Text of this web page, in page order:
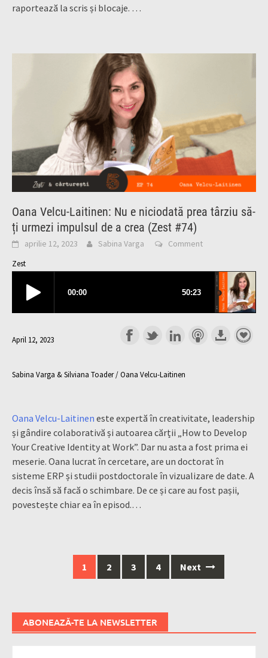
raportează la scris și blocaje. …
Oana Velcu-Laitinen: Nu e niciodată prea târziu să-
ți urmezi impulsul de a crea (Zest #74)
aprilie 12, 2023 Sabina Varga Comment
Zest
April 12, 2023
Sabina Varga & Silviana Toader / Oana Velcu-Laitinen
Oana Velcu-Laitinen este expertă în creativitate, leadership
și gândire colaborativă și autoarea cărții „How to Develop
Your Creative Identity at Work”. Dar nu asta a fost prima ei
meserie. Oana lucrat în cercetare, are un doctorat în
sisteme ERP și studii postdoctorale în vizualizare de date. A
decis însă să facă o schimbare. De ce și care au fost pașii,
povestește chiar ea în episod.…
1 2 3 4 Next
ABONEAZĂ-TE LA NEWSLETTER